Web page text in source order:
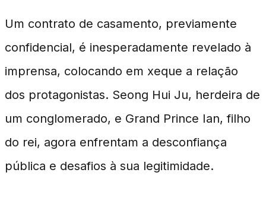
Um contrato de casamento, previamente
confidencial, é inesperadamente revelado à
imprensa, colocando em xeque a relação
dos protagonistas. Seong Hui Ju, herdeira de
um conglomerado, e Grand Prince Ian, filho
do rei, agora enfrentam a desconfiança
pública e desafios à sua legitimidade.